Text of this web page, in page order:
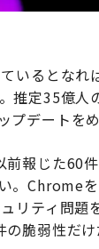
いるとなれ
推定35億
デートを
報じた60
Chrome
リティ問
脆弱性だけ